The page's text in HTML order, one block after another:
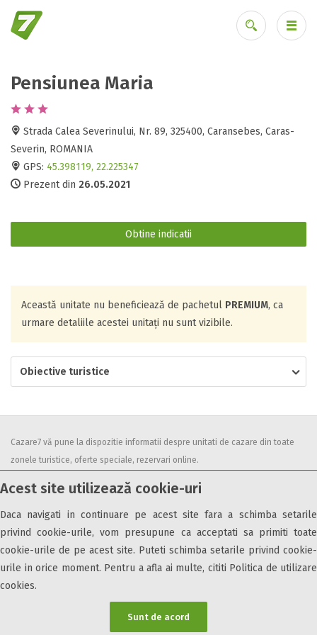
Acest site utilizează cookie-uri
Daca navigati in continuare pe acest site fara a schimba setarile
privind cookie-urile, vom presupune ca acceptati sa primiti toate
cookie-urile de pe acest site. Puteti schimba setarile privind cookie-
urile in orice moment. Pentru a afla ai multe, cititi Politica de utilizare
cookies.
Sunt de acord
Pensiunea Maria
Strada Calea Severinului, Nr. 89, 325400, Caransebes, Caras-
Severin, ROMANIA
GPS: 45.398119, 22.225347
Prezent din 26.05.2021
Obtine indicatii
Această unitate nu beneficiează de pachetul PREMIUM, ca
urmare detaliile acestei unitați nu sunt vizibile.
Obiective turistice
Cazare7 vă pune la dispozitie informatii despre unitati de cazare din toate
zonele turistice, oferte speciale, rezervari online.
condițiile de utilizare.
Informații utile Parteneri Cazare7